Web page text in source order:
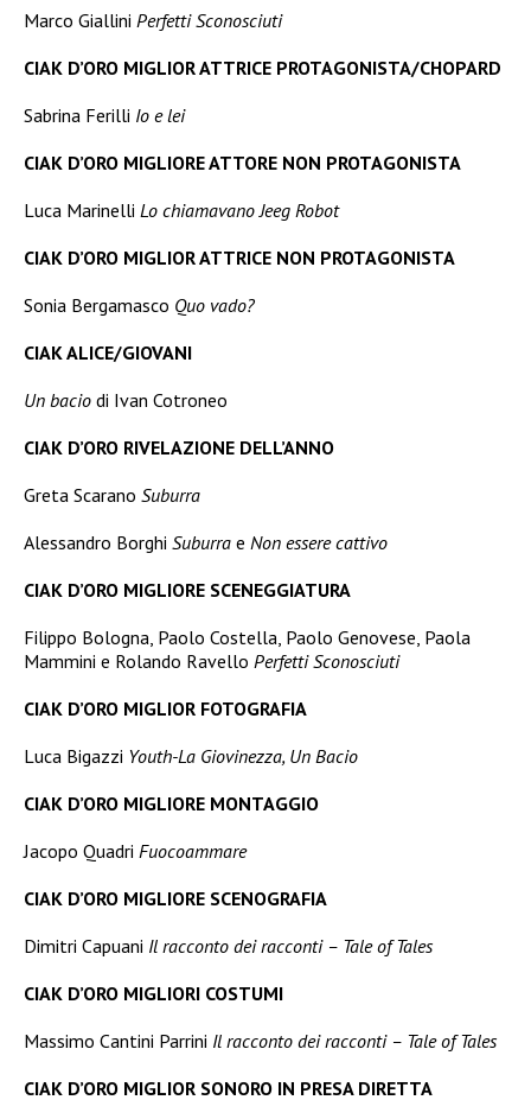
Marco Giallini Perfetti Sconosciuti
CIAK D’ORO MIGLIOR ATTRICE PROTAGONISTA/CHOPARD
Sabrina Ferilli Io e lei
CIAK D’ORO MIGLIORE ATTORE NON PROTAGONISTA
Luca Marinelli Lo chiamavano Jeeg Robot
CIAK D’ORO MIGLIOR ATTRICE NON PROTAGONISTA
Sonia Bergamasco Quo vado?
CIAK ALICE/GIOVANI
Un bacio di Ivan Cotroneo
CIAK D’ORO RIVELAZIONE DELL’ANNO
Greta Scarano Suburra
Alessandro Borghi Suburra e Non essere cattivo
CIAK D’ORO MIGLIORE SCENEGGIATURA
Filippo Bologna, Paolo Costella, Paolo Genovese, Paola
Mammini e Rolando Ravello Perfetti Sconosciuti
CIAK D’ORO MIGLIOR FOTOGRAFIA
Luca Bigazzi Youth-La Giovinezza, Un Bacio
CIAK D’ORO MIGLIORE MONTAGGIO
Jacopo Quadri Fuocoammare
CIAK D’ORO MIGLIORE SCENOGRAFIA
Dimitri Capuani Il racconto dei racconti – Tale of Tales
CIAK D’ORO MIGLIORI COSTUMI
Massimo Cantini Parrini Il racconto dei racconti – Tale of Tales
CIAK D’ORO MIGLIOR SONORO IN PRESA DIRETTA